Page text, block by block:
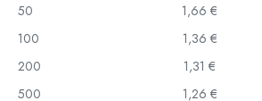
50
1,66 €
100
1,36 €
200
1,31 €
500
1,26 €